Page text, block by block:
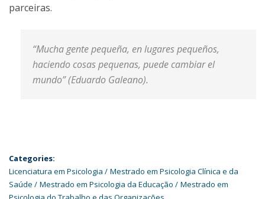
parceiras.
“Mucha gente pequeña, en lugares pequeños,
haciendo cosas pequenas, puede cambiar el
mundo” (Eduardo Galeano).
Categories:
Licenciatura em Psicologia
Mestrado em Psicologia Clínica e da
Saúde
Mestrado em Psicologia da Educação
Mestrado em